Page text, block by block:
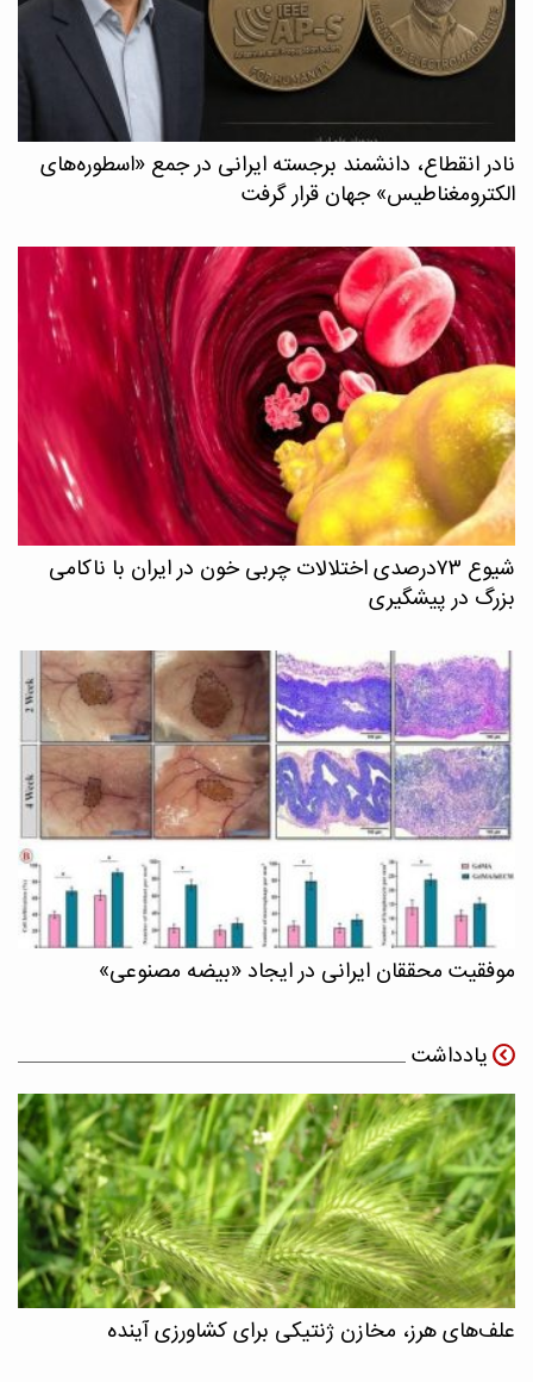
نادر انقطاع، دانشمند برجسته ایرانی در جمع «اسطوره‌های
الکترومغناطیس» جهان قرار گرفت
شیوع ۷۳درصدی اختلالات چربی خون در ایران با ناکامی
بزرگ در پیشگیری
موفقیت محققان ایرانی در ایجاد «بیضه مصنوعی»
یادداشت
علف‌های هرز، مخازن ژنتیکی برای کشاورزی آینده